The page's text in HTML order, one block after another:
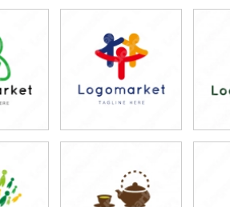
円)
79,800円
(税込87,780円)
円)
79,800円
(税込87,780円)